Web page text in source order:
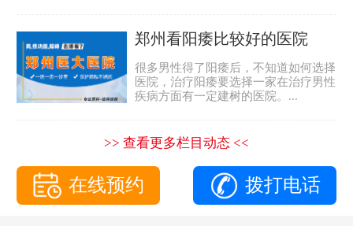
郑州看阳痿比较好的医院
很多男性得了阳痿后，不知道如何选择
医院，治疗阳痿要选择一家在治疗男性
疾病方面有一定建树的医院。...
>> 查看更多栏目动态 <<
在线预约 拨打电话